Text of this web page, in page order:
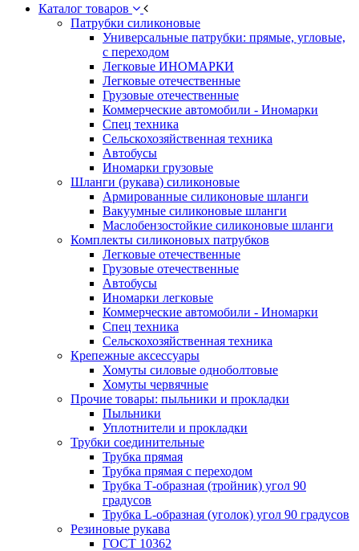
Каталог товаров
Патрубки силиконовые
Универсальные патрубки: прямые, угловые,
с переходом
Легковые ИНОМАРКИ
Легковые отечественные
Грузовые отечественные
Коммерческие автомобили - Иномарки
Спец техника
Сельскохозяйственная техника
Автобусы
Иномарки грузовые
Шланги (рукава) силиконовые
Армированные силиконовые шланги
Вакуумные силиконовые шланги
Маслобензостойкие силиконовые шланги
Комплекты силиконовых патрубков
Легковые отечественные
Грузовые отечественные
Автобусы
Иномарки легковые
Коммерческие автомобили - Иномарки
Спец техника
Сельскохозяйственная техника
Крепежные аксессуары
Хомуты силовые одноболтовые
Хомуты червячные
Прочие товары: пыльники и прокладки
Пыльники
Уплотнители и прокладки
Трубки соединительные
Трубка прямая
Трубка прямая с переходом
Трубка Т-образная (тройник) угол 90
градусов
Трубка L-образная (уголок) угол 90 градусов
Резиновые рукава
ГОСТ 10362